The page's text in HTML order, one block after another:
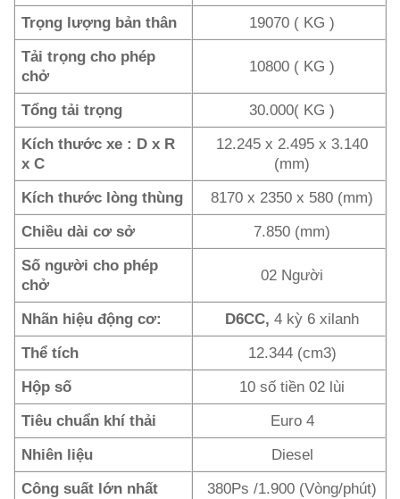
Trọng lượng bản thân
19070 ( KG )
Tải trọng cho phép
chở
10800 ( KG )
Tổng tải trọng
30.000( KG )
Kích thước xe : D x R
x C
12.245 x 2.495 x 3.140
(mm)
Kích thước lòng thùng
8170 x 2350 x 580 (mm)
Chiều dài cơ sở
7.850 (mm)
Số người cho phép
chở
02 Người
Nhãn hiệu động cơ: D6CC,4 kỳ 6 xilanh
Thể tích
12.344 (cm3)
Hộp số
10 số tiền 02 lùi
Tiêu chuẩn khí thải
Euro 4
Nhiên liệu
Diesel
Công suất lớn nhất
380Ps /1.900 (Vòng/phút)